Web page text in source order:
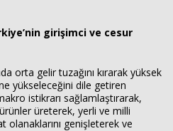
girişimci ve cesur
orta gelir tuzağını kırarak yüksek
yükseleceğini dile getiren
istikrarı sağlamlaştırarak,
üreterek, yerli ve milli
genişleterek ve